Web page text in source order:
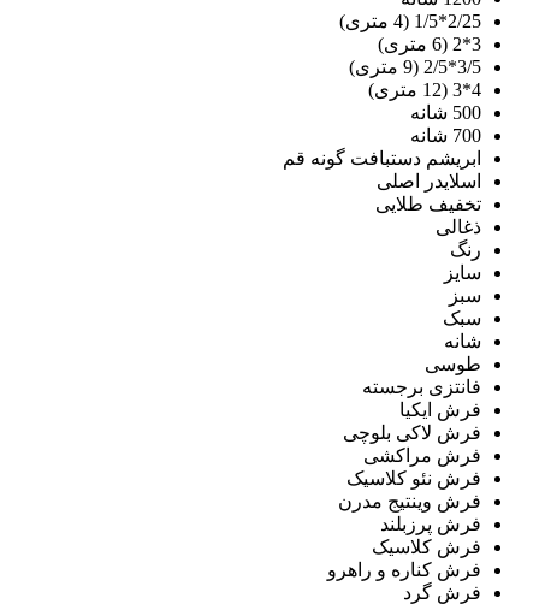
2/25*1/5 (4 متری)
3/5*2/5 (9 متری)
500 شانه
700 شانه
ابریشم دستبافت گونه قم
اسلایدر اصلی
تخفیف طلایی
ذغالی
رنگ
سایز
سبز
سبک
شانه
طوسی
فانتزی برجسته
فرش ایکیا
فرش لاکی بلوچی
فرش مراکشی
فرش نئو کلاسیک
فرش وینتیج مدرن
فرش پرزبلند
فرش کلاسیک
فرش کناره و راهرو
فرش گرد